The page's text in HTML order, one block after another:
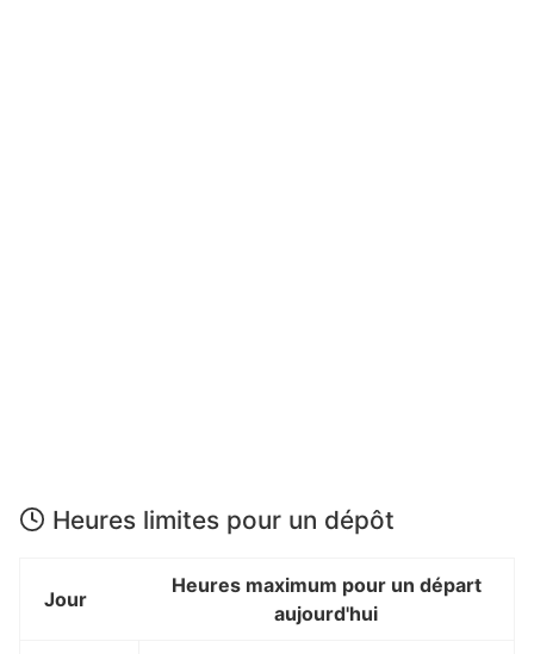
Heures limites pour un dépôt
Jour
Heures maximum pour un départ
aujourd'hui